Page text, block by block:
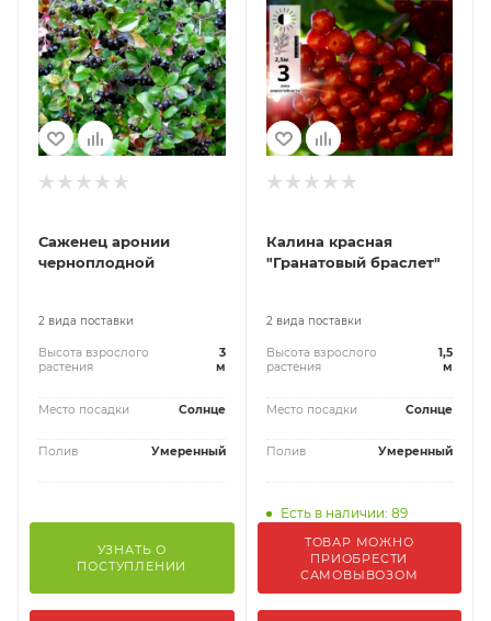
Саженец аронии
черноплодной
2 вида поставки
Высота взрослого
растения
3
м
Место посадки Солнце
Полив Умеренный
УЗНАТЬ О
ПОСТУПЛЕНИИ
Калина красная
"Гранатовый браслет"
2 вида поставки
Высота взрослого
растения
1,5
м
Место посадки Солнце
Полив Умеренный
Есть в наличии: 89
ТОВАР МОЖНО
ПРИОБРЕСТИ
САМОВЫВОЗОМ